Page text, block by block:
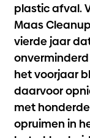
plastic afval.
Maas
vierde jaar
het voorjaar
daarvoor
met
opruimen in